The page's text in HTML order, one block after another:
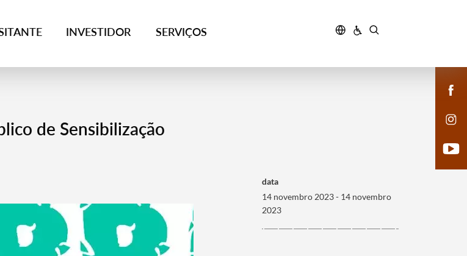
INVESTIDOR SERVIÇOS
de Sensibilização
data
14 novembro 2023 - 14 novembro
2023